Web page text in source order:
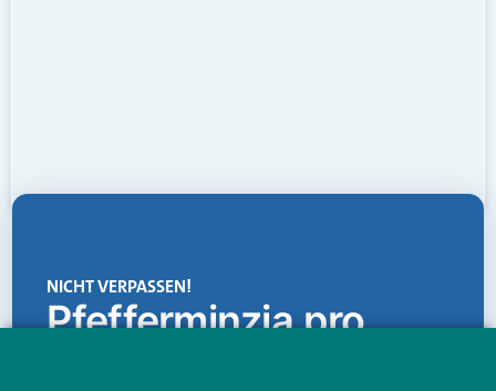
NICHT VERPASSEN!
Pfefferminzia.pro